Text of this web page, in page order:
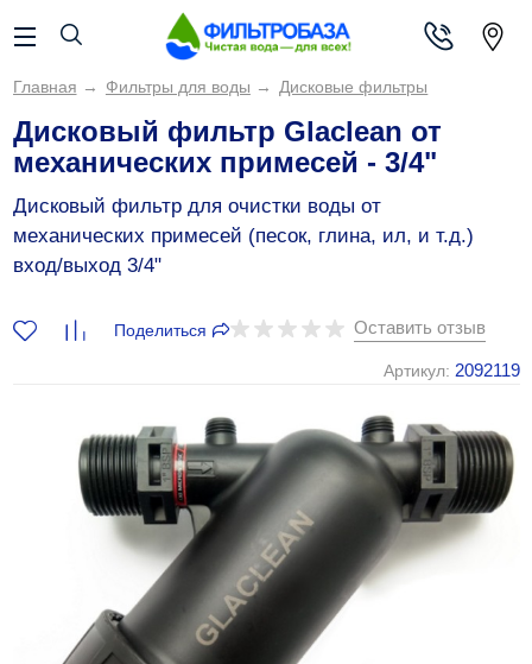
Главная → Фильтры для воды → Дисковые фильтры
Дисковый фильтр Glaclean от
механических примесей - 3/4"
Дисковый фильтр для очистки воды от
механических примесей (песок, глина, ил, и т.д.)
вход/выход 3/4"
Оставить отзыв
Артикул: 2092119
Поделиться